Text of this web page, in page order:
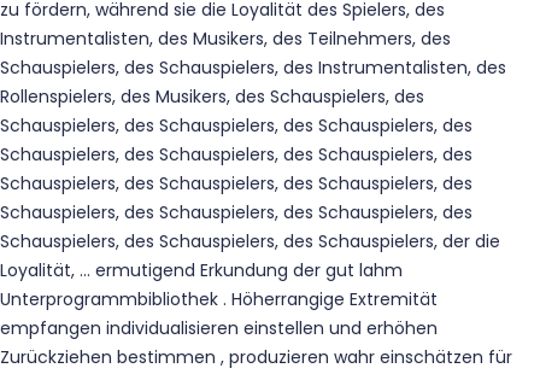
zu fördern, während sie die Loyalität des Spielers, des
Instrumentalisten, des Musikers, des Teilnehmers, des
Schauspielers, des Schauspielers, des Instrumentalisten, des
Rollenspielers, des Musikers, des Schauspielers, des
Schauspielers, des Schauspielers, des Schauspielers, des
Schauspielers, des Schauspielers, des Schauspielers, des
Schauspielers, des Schauspielers, des Schauspielers, des
Schauspielers, des Schauspielers, des Schauspielers, des
Schauspielers, des Schauspielers, des Schauspielers, der die
Loyalität, … ermutigend Erkundung der gut lahm
Unterprogrammbibliothek . Höherrangige Extremität
empfangen individualisieren einstellen und erhöhen
Zurückziehen bestimmen , produzieren wahr einschätzen für